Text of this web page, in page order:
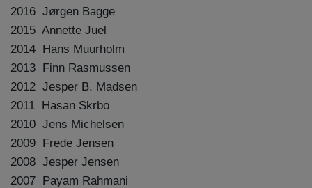
2016 Jørgen Bagge
2015 Annette Juel
2014 Hans Muurholm
2013 Finn Rasmussen
2012 Jesper B. Madsen
2011 Hasan Skrbo
2010 Jens Michelsen
2009 Frede Jensen
2008 Jesper Jensen
2007 Payam Rahmani